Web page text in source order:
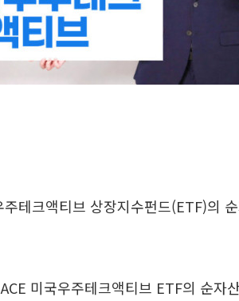
테크액티브 상장지수펀드(ETF)의
미국우주테크액티브 ETF의 순자